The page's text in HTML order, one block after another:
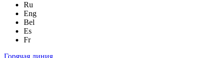
Ru
Eng
Bel
Es
Fr
Горячая линия